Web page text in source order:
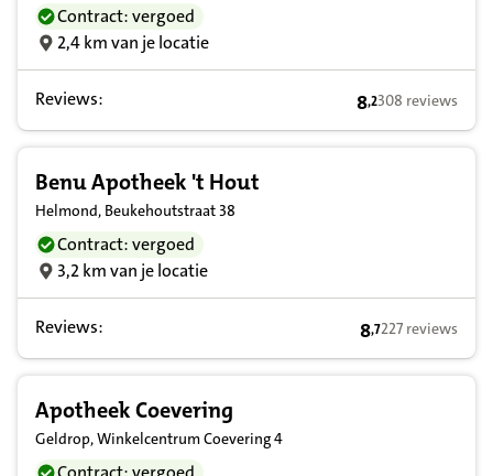
Contract: vergoed
2,4 km van je locatie
Reviews: 8,2 op basis van
8,2308 reviews
Benu Apotheek 't Hout
Helmond, Beukehoutstraat 38
Contract: vergoed
3,2 km van je locatie
Reviews: 8,7 op basis van
8,7227 reviews
Apotheek Coevering
Geldrop, Winkelcentrum Coevering 4